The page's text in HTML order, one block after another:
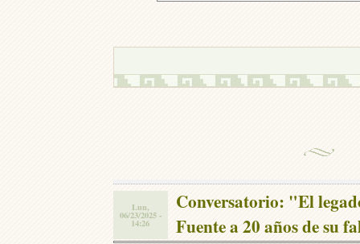
Lun,
06/23/2025 -
14:26
Conversatorio: "El
Fuente a 20 años de su